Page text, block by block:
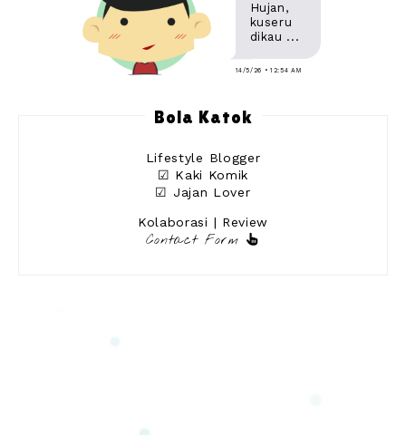
Hujan,
kuseru
dikau ...
14/5/26 • 12:54 AM
Bola Katok
Lifestyle Blogger
☑ Kaki Komik
☑ Jajan Lover
Kolaborasi | Review
Contact Form